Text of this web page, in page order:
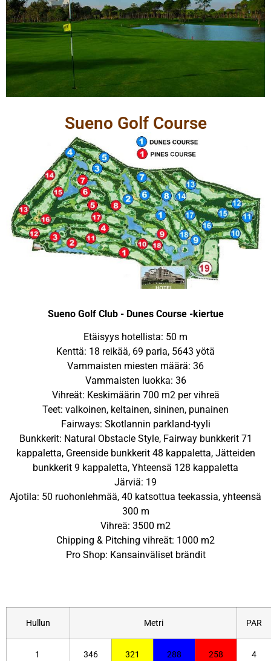
Sueno Golf Course
Sueno Golf Club - Dunes Course -kiertue
Etäisyys hotellista: 50 m
Kenttä: 18 reikää, 69 paria, 5643 yötä
Vammaisten miesten määrä: 36
Vammaisten luokka: 36
Vihreät: Keskimäärin 700 m2 per vihreä
Teet: valkoinen, keltainen, sininen, punainen
Fairways: Skotlannin parkland-tyyli
Bunkkerit: Natural Obstacle Style, Fairway bunkkerit 71
kappaletta, Greenside bunkkerit 48 kappaletta, Jätteiden
bunkkerit 9 kappaletta, Yhteensä 128 kappaletta
Järviä: 19
Ajotila: 50 ruohonlehmää, 40 katsottua teekassia, yhteensä
300 m
Vihreä: 3500 m2
Chipping & Pitching vihreät: 1000 m2
Pro Shop: Kansainväliset brändit
Hullun Metri PAR
1 346 321 288 258 4